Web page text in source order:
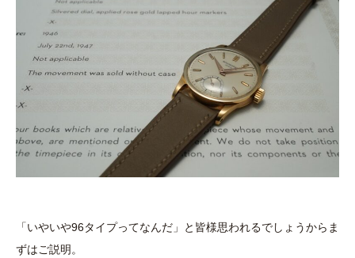
「いやいや96タイプってなんだ」と皆様思われるでしょうからま
ずはご説明。